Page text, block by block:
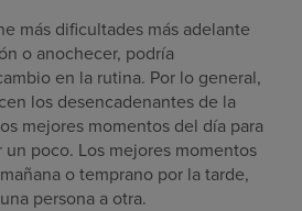
más dificultades más adelante
o anochecer, podría
en la rutina. Por lo general,
los desencadenantes de la
mejores momentos del día para
poco. Los mejores momentos
o temprano por la tarde,
persona a otra.